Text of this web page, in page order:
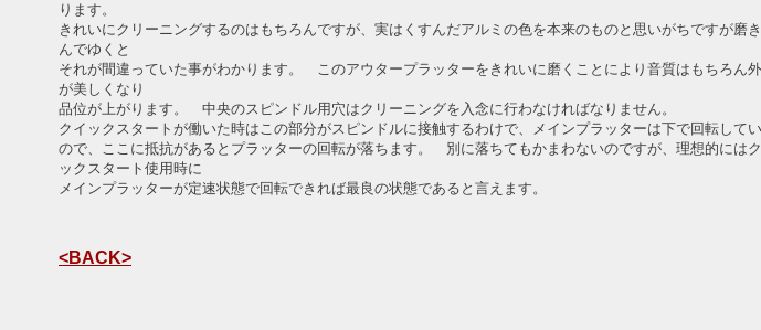
ります。
きれいにクリーニングするのはもちろんですが、実はくすんだアルミの色を本来のものと思いがちですが磨
んでゆくと
それが間違っていた事がわかります。 このアウタープラッターをきれいに磨くことにより音質はもちろん
が美しくなり
品位が上がります。 中央のスピンドル用穴はクリーニングを入念に行わなければなりません。
クイックスタートが働いた時はこの部分がスピンドルに接触するわけで、メインプラッターは下で回転して
ので、ここに抵抗があるとプラッターの回転が落ちます。 別に落ちてもかまわないのですが、理想的には
ックスタート使用時に
メインプラッターが定速状態で回転できれば最良の状態であると言えます。
<BACK>